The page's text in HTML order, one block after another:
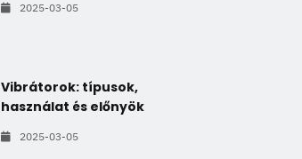
2025-03-05
Vibrátorok: típusok,
használat és előnyök
2025-03-05